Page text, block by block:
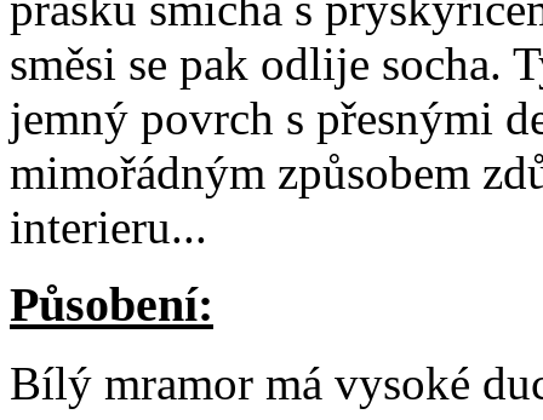
směsi se pak odlije socha.
jemný povrch s přesnými
mimořádným způsobem
interieru...
Působení:
Bílý mramor má vysoké